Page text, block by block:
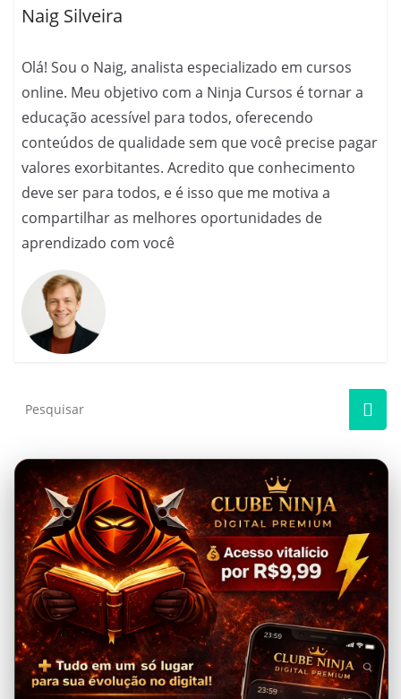
k
Naig Silveira
Olá! Sou o Naig, analista especializado em cursos
online. Meu objetivo com a Ninja Cursos é tornar a
educação acessível para todos, oferecendo
conteúdos de qualidade sem que você precise pagar
valores exorbitantes. Acredito que conhecimento
deve ser para todos, e é isso que me motiva a
compartilhar as melhores oportunidades de
aprendizado com você